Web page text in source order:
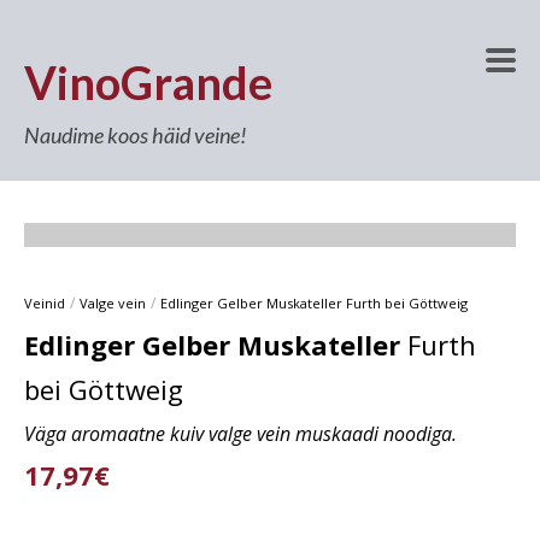
VinoGrande
Naudime koos häid veine!
Veinid / Valge vein / Edlinger Gelber Muskateller Furth bei Göttweig
Edlinger Gelber Muskateller Furth
bei Göttweig
Väga aromaatne kuiv valge vein muskaadi noodiga.
17,97€